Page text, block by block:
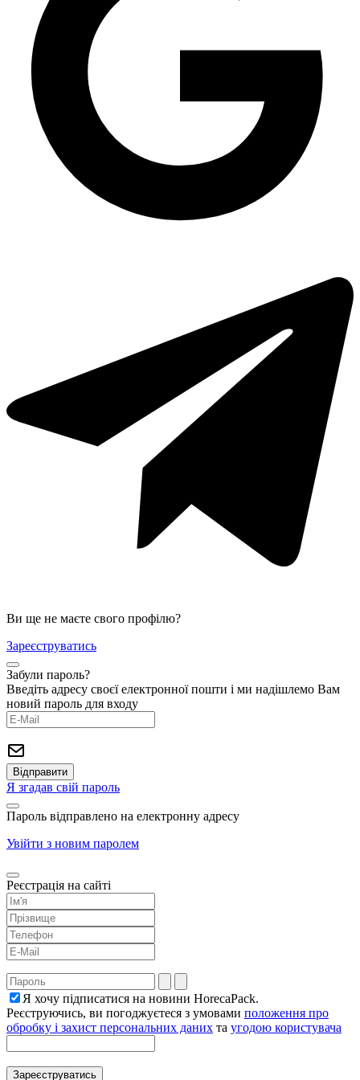
Універсальний контейнер 2995 на 950 мл, 500 шт/уп
Одноразова упаковка ПС-540 на 4 ячейки, 110 шт/уп
Одноразова упаковка для соусів ПС-66 (на три деления), 800 шт/уп
Відро прозоре з широкою ручкою 2.3 л
Упаковка для вітрини кулінарії прозора
Кришталево прозорі салатники пет
Ви ще не маєте свого профілю?
Зареєструватись
Забули пароль?
Введіть адресу своєї електронної пошти і ми надішлемо Вам
новий пароль для входу
Я згадав свій пароль
Пароль відправлено на електронну адресу
Увійти з новим паролем
Реєстрація на сайті
Я хочу підписатися на новини HorecaPack.
Реєструючись, ви погоджуєтеся з умовами положення про
обробку і захист персональних даних та угодою користувача